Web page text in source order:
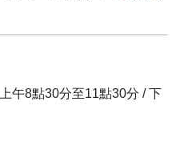
午8點30分至11點30分 / 下